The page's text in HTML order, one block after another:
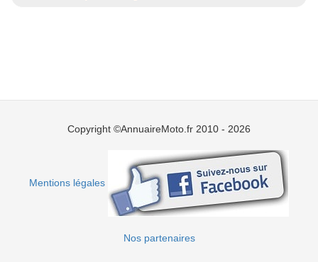
Copyright ©AnnuaireMoto.fr 2010 - 2026
Mentions légales
Nos partenaires